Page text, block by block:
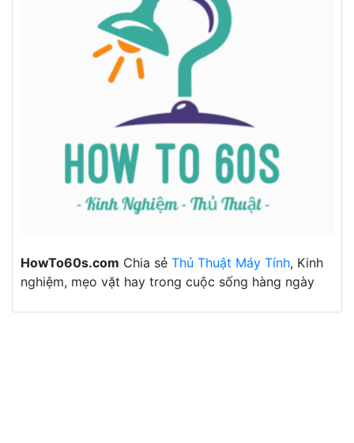
HowTo60s.com Chia sẻ Thủ Thuật Máy Tính, Kinh
nghiệm, mẹo vặt hay trong cuộc sống hàng ngày